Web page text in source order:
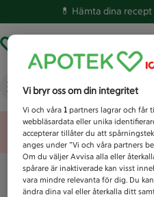
💊 Hämta dina
Vad letar du efter
Vi bryr oss om din integritet
Vi och våra1 partners lagrar och får
webbläsardata eller unika
accepterar tillåter du att
anges under ”Vi och våra partners
Om du väljer Avvisa alla eller
spårare är inaktiverade kan visst
vara mindre relevanta för dig. Du
ändra dina val eller återkalla ditt